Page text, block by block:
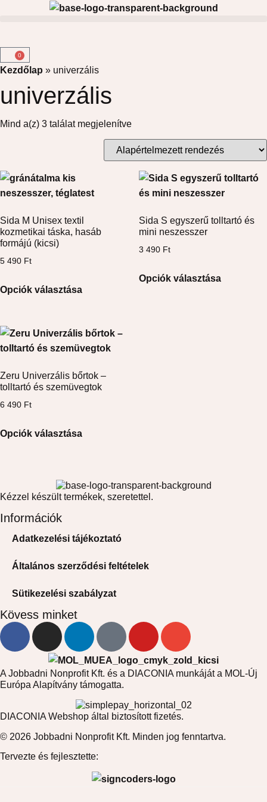
0
Kezdőlap » univerzális
univerzális
Mind a(z) 3 találat megjelenítve
Sida M Unisex textil
kozmetikai táska, hasáb
formájú (kicsi)
5 490 Ft
Opciók választása
Sida S egyszerű tolltartó és
mini neszesszer
3 490 Ft
Opciók választása
Zeru Univerzális bőrtok –
tolltartó és szemüvegtok
6 490 Ft
Opciók választása
Kézzel készült termékek, szeretettel.
Információk
Adatkezelési tájékoztató
Általános szerződési feltételek
Sütikezelési szabályzat
Kövess minket
A Jobbadni Nonprofit Kft. és a DIACONIA munkáját a MOL-Új
Európa Alapítvány támogatta.
DIACONIA Webshop által biztosított fizetés.
© 2026 Jobbadni Nonprofit Kft. Minden jog fenntartva.
Tervezte és fejlesztette: